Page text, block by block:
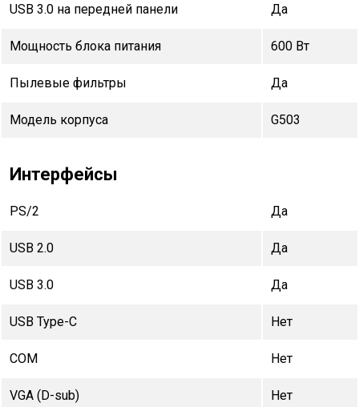
USB 3.0 на передней панели Да
Мощность блока питания 600 Вт
Пылевые фильтры Да
Модель корпуса G503
Интерфейсы
PS/2 Да
USB 2.0 Да
USB 3.0 Да
USB Type-C Нет
COM Нет
VGA (D-sub) Нет